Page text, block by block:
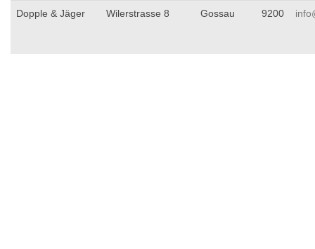
Dopple & Jäger Wilerstrasse 8 Gossau 9200